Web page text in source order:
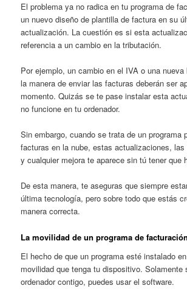
El problema ya no radica en tu programa de
un nuevo diseño de plantilla de factura en su
actualización. La cuestión es si esta
referencia a un cambio en la tributación.
Por ejemplo, un cambio en el IVA o una
la manera de enviar las facturas deberán ser
momento. Quizás se te pase instalar esta
no funcione en tu ordenador.
Sin embargo, cuando se trata de un programa
facturas en la nube, estas actualizaciones,
y cualquier mejora te aparece sin tú tener que
De esta manera, te aseguras que siempre
última tecnología, pero sobre todo que estás
manera correcta.
La movilidad de un programa de facturación
El hecho de que un programa esté instalado
movilidad que tenga tu dispositivo. Solamente
ordenador contigo, puedes usar el software.